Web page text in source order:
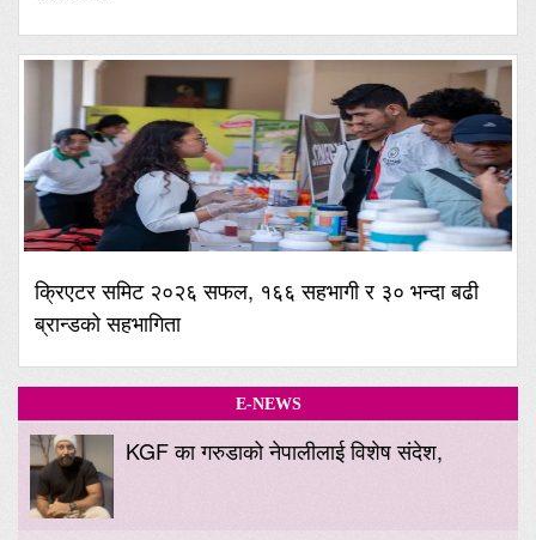
क्रिएटर समिट २०२६ सफल, १६६ सहभागी र ३० भन्दा बढी
ब्रान्डको सहभागिता
E-NEWS
KGF का गरुडाको नेपालीलाई विशेष संदेश,